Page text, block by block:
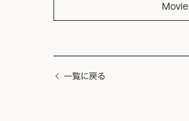
Movie
一覧に戻る